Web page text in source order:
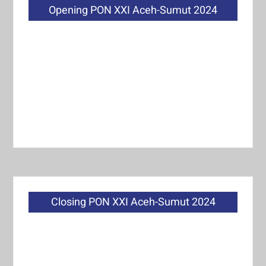
Opening PON XXI Aceh-Sumut 2024
Closing PON XXI Aceh-Sumut 2024